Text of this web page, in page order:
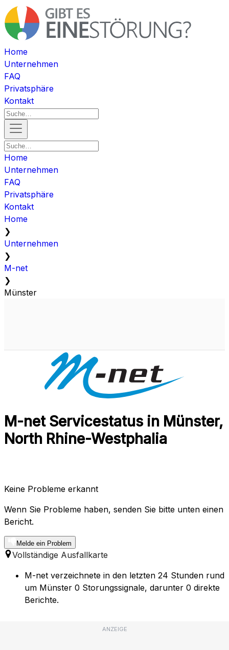
Home
Unternehmen
FAQ
Privatsphäre
Kontakt
Home
Unternehmen
FAQ
Privatsphäre
Kontakt
Home
❯
Unternehmen
❯
M-net
❯
Münster
M-net Servicestatus in Münster,
North Rhine-Westphalia
Keine Probleme erkannt
Wenn Sie Probleme haben, senden Sie bitte unten einen
Bericht.
Melde ein Problem
Vollständige Ausfallkarte
M-net verzeichnete in den letzten 24 Stunden rund
um Münster 0 Storungssignale, darunter 0 direkte
Berichte.
ANZEIGE